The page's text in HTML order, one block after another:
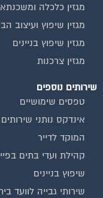
מגזין כלכלה
מגזין שיפוץ ועיצוב
מגזין שיפוץ בניינים
מגזין צרכנות
שירותים נוספים
טפסים שימושיים
אינדקס נותני
המוקד לדייר
קהילת ועדי בתים
שיפוץ בניינים
שירותי גבייה לוועד